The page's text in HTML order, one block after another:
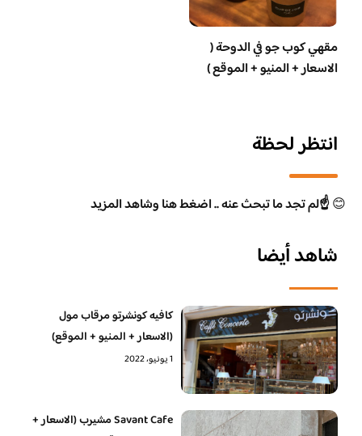
مقهي كوب جو في الدوحة (
الاسعار + المنيو + الموقع )
انتظر لحظة
😊☝️لم تجد ما تبحث عنه .. اضغط هنا وشاهد المزيد
شاهد أيضا
كافيه كونشرتو مرقاب مول
(الاسعار + المنيو + الموقع)
1 يونيو، 2022
Savant Cafe مشيرب (الاسعار +